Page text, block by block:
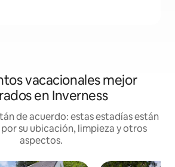
vacacionales mejor
en Inverness
de acuerdo: estas estadías están
su ubicación, limpieza y otros
aspectos.